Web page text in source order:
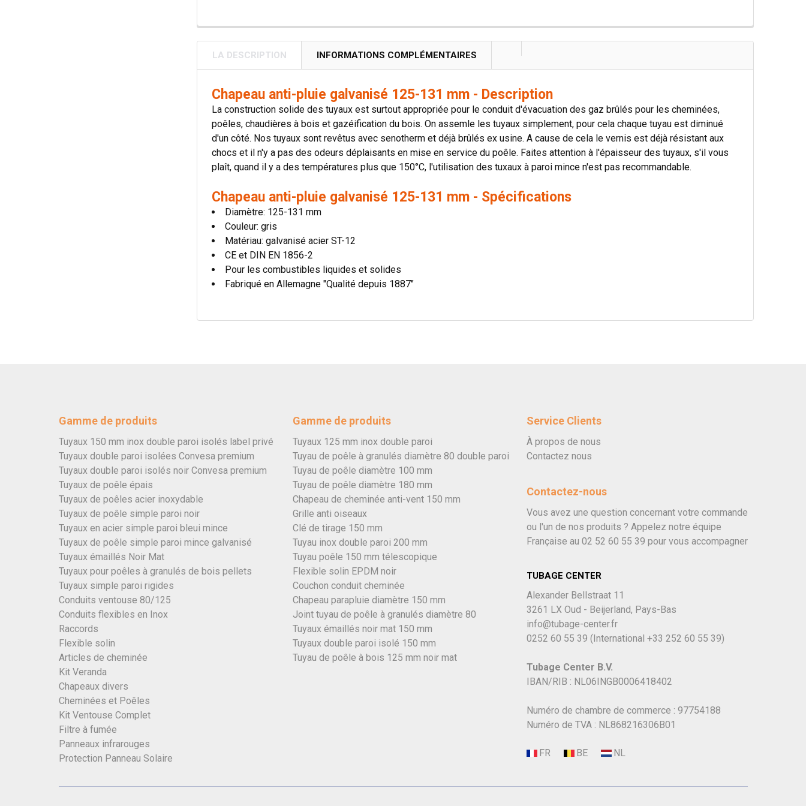
LA DESCRIPTION INFORMATIONS COMPLÉMENTAIRES
Chapeau anti-pluie galvanisé 125-131 mm - Description
La construction solide des tuyaux est surtout appropriée pour le conduit d'évacuation des gaz brûlés pour les cheminées,
poêles, chaudières à bois et gazéification du bois. On assemle les tuyaux simplement, pour cela chaque tuyau est diminué
d'un côté. Nos tuyaux sont revêtus avec senotherm et déjà brûlés ex usine. A cause de cela le vernis est déjà résistant aux
chocs et il n'y a pas des odeurs déplaisants en mise en service du poêle. Faites attention à l'épaisseur des tuyaux, s'il vous
plaît, quand il y a des températures plus que 150°C, l'utilisation des tuxaux à paroi mince n'est pas recommandable.
Chapeau anti-pluie galvanisé 125-131 mm - Spécifications
Diamètre: 125-131 mm
Couleur: gris
Matériau: galvanisé acier ST-12
CE et DIN EN 1856-2
Pour les combustibles liquides et solides
Fabriqué en Allemagne "Qualité depuis 1887"
Gamme de produits
Tuyaux 150 mm inox double paroi isolés label privé
Tuyaux double paroi isolées Convesa premium
Tuyaux double paroi isolés noir Convesa premium
Tuyaux de poêle épais
Tuyaux de poêles acier inoxydable
Tuyaux de poêle simple paroi noir
Tuyaux en acier simple paroi bleui mince
Tuyaux de poêle simple paroi mince galvanisé
Tuyaux émaillés Noir Mat
Tuyaux pour poêles à granulés de bois pellets
Tuyaux simple paroi rigides
Conduits ventouse 80/125
Conduits flexibles en Inox
Raccords
Flexible solin
Articles de cheminée
Kit Veranda
Chapeaux divers
Cheminées et Poêles
Kit Ventouse Complet
Filtre à fumée
Panneaux infrarouges
Protection Panneau Solaire
Gamme de produits
Tuyaux 125 mm inox double paroi
Tuyau de poêle à granulés diamètre 80 double paroi
Tuyau de poêle diamètre 100 mm
Tuyau de poêle diamètre 180 mm
Chapeau de cheminée anti-vent 150 mm
Grille anti oiseaux
Clé de tirage 150 mm
Tuyau inox double paroi 200 mm
Tuyau poêle 150 mm télescopique
Flexible solin EPDM noir
Couchon conduit cheminée
Chapeau parapluie diamètre 150 mm
Joint tuyau de poêle à granulés diamètre 80
Tuyaux émaillés noir mat 150 mm
Tuyaux double paroi isolé 150 mm
Tuyau de poêle à bois 125 mm noir mat
Service Clients
À propos de nous
Contactez nous
Contactez-nous
Vous avez une question concernant votre commande
ou l'un de nos produits ? Appelez notre équipe
Française au 02 52 60 55 39 pour vous accompagner
TUBAGE CENTER
Alexander Bellstraat 11
3261 LX Oud - Beijerland, Pays-Bas
info@tubage-center.fr
0252 60 55 39 (International +33 252 60 55 39)
Tubage Center B.V.
IBAN/RIB : NL06INGB0006418402
Numéro de chambre de commerce : 97754188
Numéro de TVA : NL868216306B01